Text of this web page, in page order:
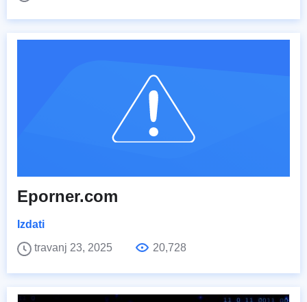
Eporner.com
Izdati
travanj 23, 2025
20,728